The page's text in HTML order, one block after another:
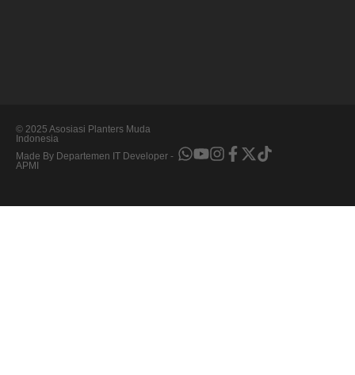
© 2025 Asosiasi Planters Muda
Indonesia
Made By Departemen IT Developer -
APMI